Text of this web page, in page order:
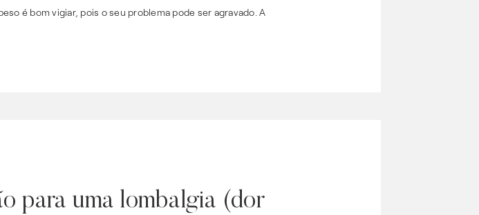
é bom vigiar, pois o seu problema pode ser agravado. A
para uma lombalgia (dor